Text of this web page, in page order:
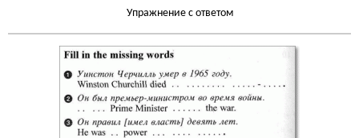
Упражнение с ответом